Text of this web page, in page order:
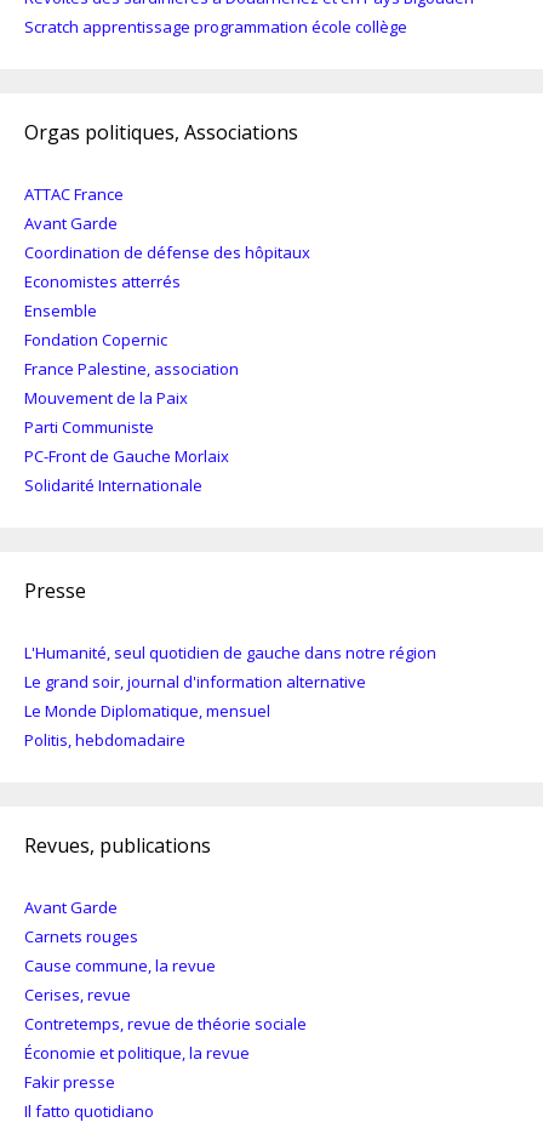
Scratch apprentissage programmation école collège
Orgas politiques, Associations
ATTAC France
Avant Garde
Coordination de défense des hôpitaux
Economistes atterrés
Ensemble
Fondation Copernic
France Palestine, association
Mouvement de la Paix
Parti Communiste
PC-Front de Gauche Morlaix
Solidarité Internationale
Presse
L'Humanité, seul quotidien de gauche dans notre région
Le grand soir, journal d'information alternative
Le Monde Diplomatique, mensuel
Politis, hebdomadaire
Revues, publications
Avant Garde
Carnets rouges
Cause commune, la revue
Cerises, revue
Contretemps, revue de théorie sociale
Économie et politique, la revue
Fakir presse
Il fatto quotidiano